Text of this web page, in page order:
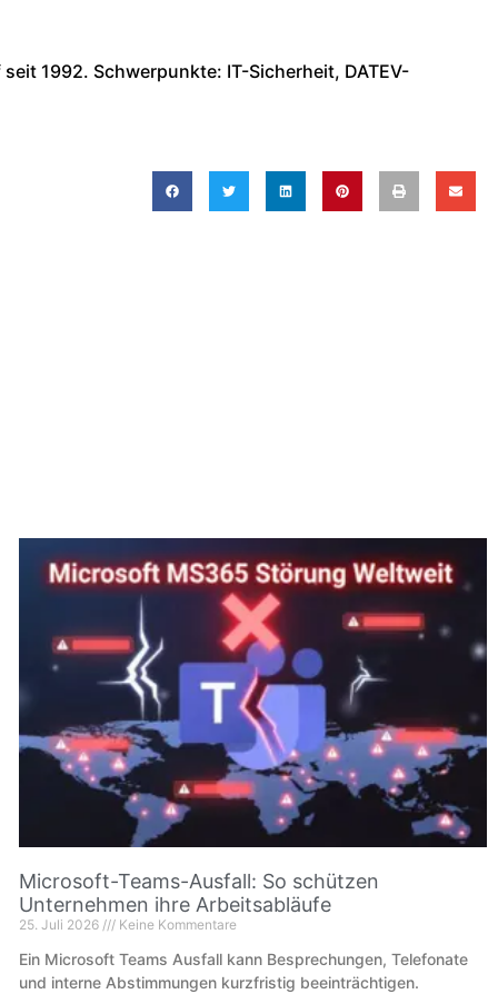
1992. Schwerpunkte: IT-Sicherheit, DATEV-
Microsoft-Teams-Ausfall: So schützen
Unternehmen ihre Arbeitsabläufe
25. Juli 2026 Keine Kommentare
Ein Microsoft Teams Ausfall kann Besprechungen, Telefonate
und interne Abstimmungen kurzfristig beeinträchtigen.